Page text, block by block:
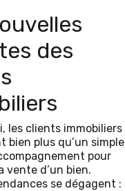
des
les clients immobiliers
bien plus qu’un simple
pour
vente d’un bien.
se dégagent :